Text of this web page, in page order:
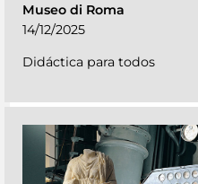
Museo di Roma
14/12/2025
Didáctica para todos